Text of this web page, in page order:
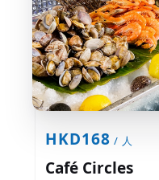
HKD168 / 人
Café Circles